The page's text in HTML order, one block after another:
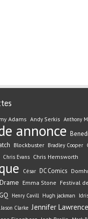
Adams Andy Serkis Anthony
annonce
Blockbuster Bradley Cooper
Chris Evans Chris Hemsworth
César DC Comics
Drame Emma Stone Festival
Henry Cavill Hugh jackman
Jason Clarke Jennifer Lawrence